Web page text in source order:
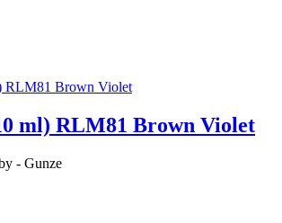
ml) RLM81 Brown Violet
- Gunze